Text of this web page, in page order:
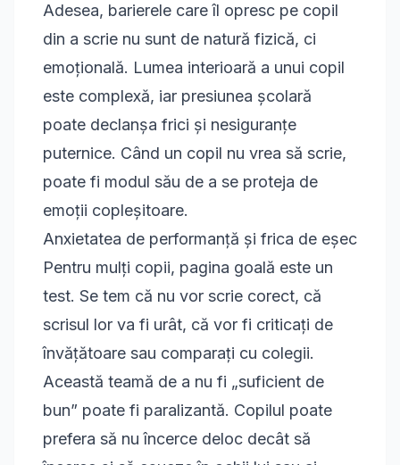
Adesea, barierele care îl opresc pe copil
din a scrie nu sunt de natură fizică, ci
emoțională. Lumea interioară a unui copil
este complexă, iar presiunea școlară
poate declanșa frici și nesiguranțe
puternice. Când un copil nu vrea să scrie,
poate fi modul său de a se proteja de
emoții copleșitoare.
Anxietatea de performanță și frica de eșec
Pentru mulți copii, pagina goală este un
test. Se tem că nu vor scrie corect, că
scrisul lor va fi urât, că vor fi criticați de
învățătoare sau comparați cu colegii.
Această teamă de a nu fi „suficient de
bun” poate fi paralizantă. Copilul poate
prefera să nu încerce deloc decât să